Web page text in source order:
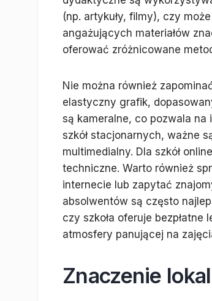
(np. artykuły, filmy), czy
angażujących materiałów
oferować zróżnicowane
Nie można również
elastyczny grafik,
są kameralne, co pozwala
szkół stacjonarnych, ważne
multimedialny. Dla szkół
techniczne. Warto również
internecie lub zapytać
absolwentów są często
czy szkoła oferuje
atmosfery panującej na
Znaczenie